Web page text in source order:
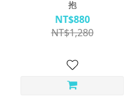
抱
NT$880
NT$1,280